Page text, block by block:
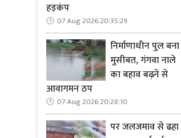
हड़कंप
07 Aug 2026 20:35:29
निर्माणाधीन पुल बना
मुसीबत, गंगवा नाले
का बहाव बढ़ने से
आवागमन ठप
07 Aug 2026 20:28:10
पर जलजमाव से ढहा